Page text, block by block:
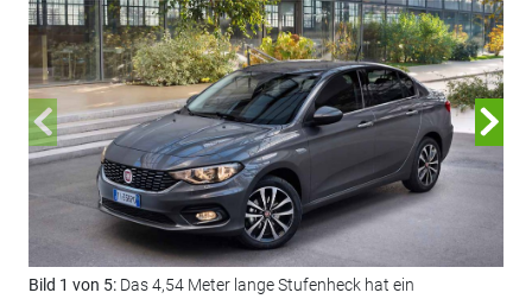
Bild 1 von 5: Das 4,54 Meter lange Stufenheck hat ein